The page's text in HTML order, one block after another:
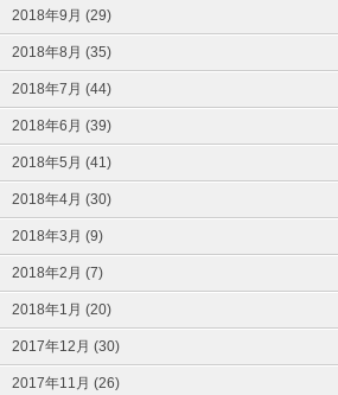
2018年9月 (29)
2018年8月 (35)
2018年7月 (44)
2018年6月 (39)
2018年5月 (41)
2018年4月 (30)
2018年3月 (9)
2018年2月 (7)
2018年1月 (20)
2017年12月 (30)
2017年11月 (26)